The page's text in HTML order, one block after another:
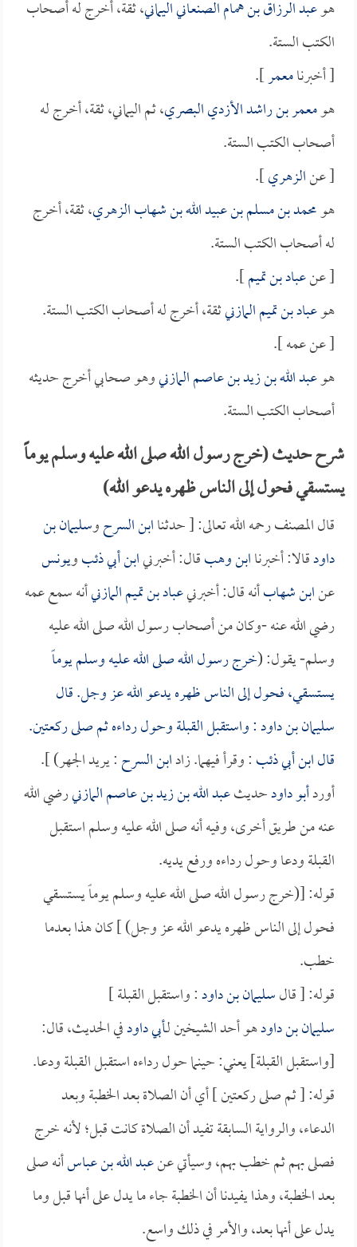
هوعبد الرزاق بن همام الصنعاني اليماني، ثقة، أخرج له أصحاب
الكتب الستة.
[ أخبرنامعمر].
هومعمر بن راشد الأزدي البصري، ثم اليماني، ثقة، أخرج له
أصحاب الكتب الستة.
[ عنالزهري].
هومحمد بن مسلم بن عبيد الله بن شهاب الزهري، ثقة، أخرج
له أصحاب الكتب الستة.
[ عنعباد بن تميم].
هوعباد بن تميم المازنيثقة، أخرج له أصحاب الكتب الستة.
[ عن عمه ].
هوعبد الله بن زيد بن عاصم المازنيوهو صحابي أخرج حديثه
أصحاب الكتب الستة.
شرح حديث (خرج رسول الله صلى الله عليه وسلم يوماً
يستسقي فحول إلى الناس ظهره يدعو الله)
قال المصنف رحمه الله تعالى: [ حدثناابن السرحوسليمان بن
داودقالا: أخبرناابن وهبقال: أخبرنيابن أبي ذئبويونس
عنابن شهابأنه قال: أخبرنيعباد بن تميم المازنيأنه سمع عمه
رضي الله عنه -وكان من أصحاب رسول الله صلى الله عليه
وسلم- يقول: (خرج رسول الله صلى الله عليه وسلم يوماً
يستسقي، فحول إلى الناس ظهره يدعو الله عز وجل. قال
سليمان بن داود: واستقبل القبلة وحول رداءه ثم صلى ركعتين.
قالابن أبي ذئب: وقرأ فيهما. زادابن السرح: يريد الجهر) ].
أوردأبو داودحديثعبد الله بن زيد بن عاصم المازنيرضي الله
عنه من طريق أخرى، وفيه أنه صلى الله عليه وسلم استقبل
القبلة ودعا وحول رداءه ورفع يديه.
قوله: [(خرج رسول الله صلى الله عليه وسلم يوماً يستسقي
فحول إلى الناس ظهره يدعو الله عز وجل) ] كان هذا بعدما
خطب.
قوله: [ قالسليمان بن داود: واستقبل القبلة ]
سليمان بن داودهو أحد الشيخين لـأبي داودفي الحديث، قال:
[واستقبل القبلة] يعني: حينما حول رداءه استقبل القبلة ودعا.
قوله: [ ثم صلى ركعتين ] أي أن الصلاة بعد الخطبة وبعد
الدعاء، والرواية السابقة تفيد أن الصلاة كانت قبل؛ لأنه خرج
فصلى بهم ثم خطب بهم، وسيأتي عنعبد الله بن عباسأنه صلى
بعد الخطبة، وهذا يفيدنا أن الخطبة جاء ما يدل على أنها قبل وما
يدل على أنها بعد، والأمر في ذلك واسع.